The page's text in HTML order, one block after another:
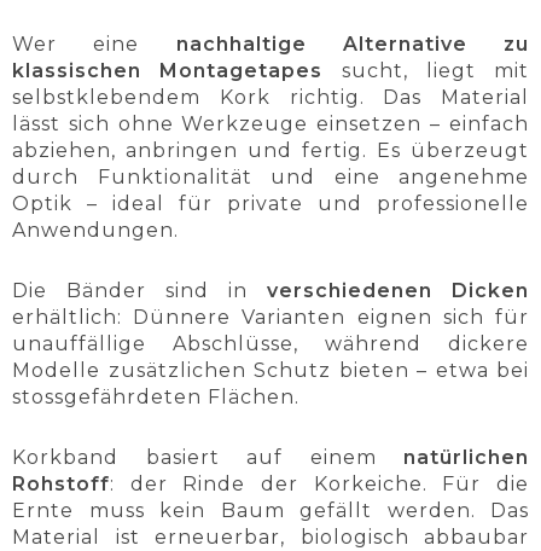
Wer eine nachhaltige Alternative zu
klassischen Montagetapes
sucht, liegt mit
selbstklebendem Kork richtig. Das Material
lässt sich ohne Werkzeuge einsetzen – einfach
abziehen, anbringen und fertig. Es überzeugt
durch Funktionalität und eine angenehme
Optik – ideal für private und professionelle
Anwendungen.
Die Bänder sind in verschiedenen Dicken
erhältlich: Dünnere Varianten eignen sich für
unauffällige Abschlüsse, während dickere
Modelle zusätzlichen Schutz bieten – etwa bei
stossgefährdeten Flächen.
Korkband basiert auf einem natürlichen
Rohstoff: der Rinde der Korkeiche. Für die
Ernte muss kein Baum gefällt werden. Das
Material ist erneuerbar, biologisch abbaubar